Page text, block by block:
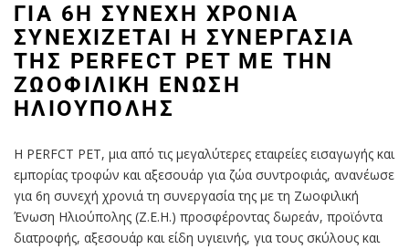
ΓΙΑ 6Η ΣΥΝΕΧΉ ΧΡΟΝΙΆ
ΣΥΝΕΧΊΖΕΤΑΙ Η ΣΥΝΕΡΓΑΣΊΑ
ΤΗΣ PERFECT PET ΜΕ ΤΗΝ
ΖΩΟΦΙΛΙΚΉ ΈΝΩΣΗ
ΗΛΙΟΎΠΟΛΗΣ
H PERFCT PET, μια από τις μεγαλύτερες εταιρείες εισαγωγής και
εμπορίας τροφών και αξεσουάρ για ζώα συντροφιάς, ανανέωσε
για 6η συνεχή χρονιά τη συνεργασία της με τη Ζωοφιλική
Ένωση Ηλιούπολης (Ζ.Ε.Η.) προσφέροντας δωρεάν, προϊόντα
διατροφής, αξεσουάρ και είδη υγιεινής, για τους σκύλους και